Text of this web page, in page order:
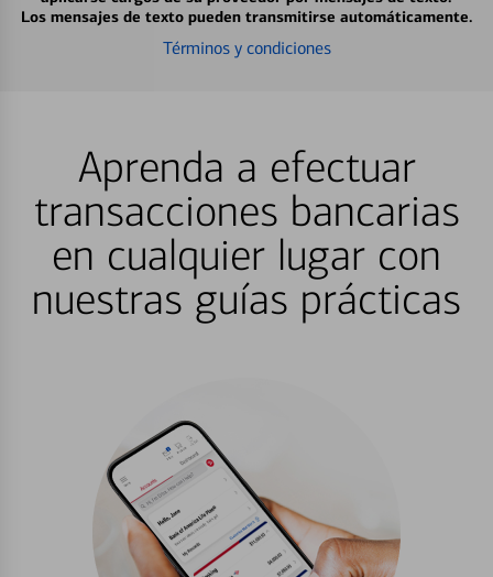
Los mensajes de texto pueden transmitirse automáticamente.
Términos y condiciones
Aprenda a efectuar
transacciones bancarias
en cualquier lugar con
nuestras guías prácticas